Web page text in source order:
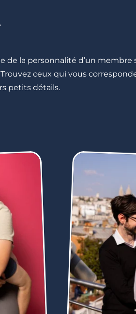
de la personnalité d’un membre
ceux qui vous
petits détails.